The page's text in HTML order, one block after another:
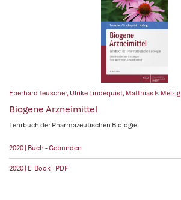
Eberhard Teuscher, Ulrike Lindequist, Matthias F. Melzig
Biogene Arzneimittel
Lehrbuch der Pharmazeutischen Biologie
2020 | Buch - Gebunden
2020 | E-Book - PDF